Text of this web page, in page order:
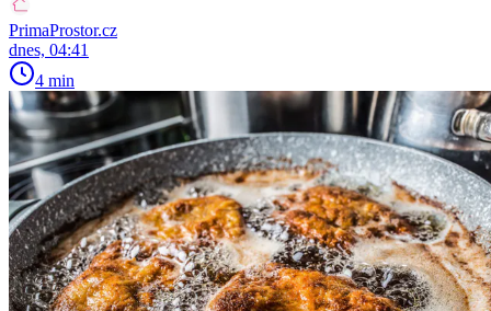
PrimaProstor.cz
dnes, 04:41
4 min